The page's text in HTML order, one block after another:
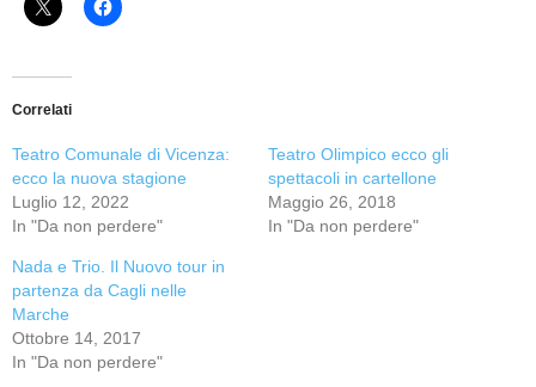
Correlati
Teatro Comunale di Vicenza:
ecco la nuova stagione
Luglio 12, 2022
In "Da non perdere"
Teatro Olimpico ecco gli
spettacoli in cartellone
Maggio 26, 2018
In "Da non perdere"
Nada e Trio. Il Nuovo tour in
partenza da Cagli nelle
Marche
Ottobre 14, 2017
In "Da non perdere"